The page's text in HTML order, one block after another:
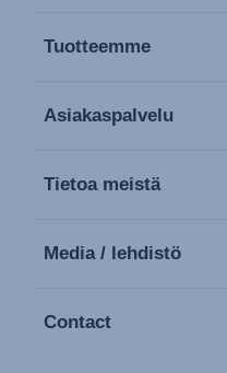
Tuotteemme
Asiakaspalvelu
Tietoa meistä
Media / lehdistö
Contact